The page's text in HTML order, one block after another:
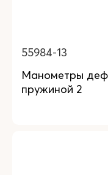
55984-13
Манометры
пружиной 2